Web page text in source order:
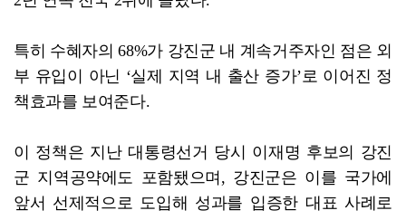
특히 수혜자의 68%가 강진군 내 계속거주자인 점은 외
부 유입이 아닌 ‘실제 지역 내 출산 증가’로 이어진 정
책효과를 보여준다.
이 정책은 지난 대통령선거 당시 이재명 후보의 강진
군 지역공약에도 포함됐으며, 강진군은 이를 국가에
앞서 선제적으로 도입해 성과를 입증한 대표 사례로